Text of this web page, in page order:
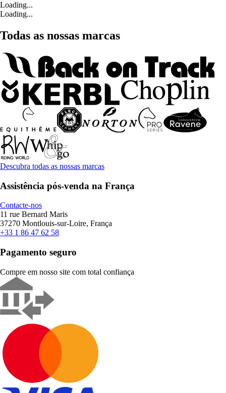
Loading...
Loading...
Todas as nossas marcas
Descubra todas as nossas marcas
Assistência pós-venda na França
Contacte-nos
11 rue Bernard Maris
37270 Montlouis-sur-Loire, França
+33 1 86 47 62 58
Pagamento seguro
Compre em nosso site com total confiança